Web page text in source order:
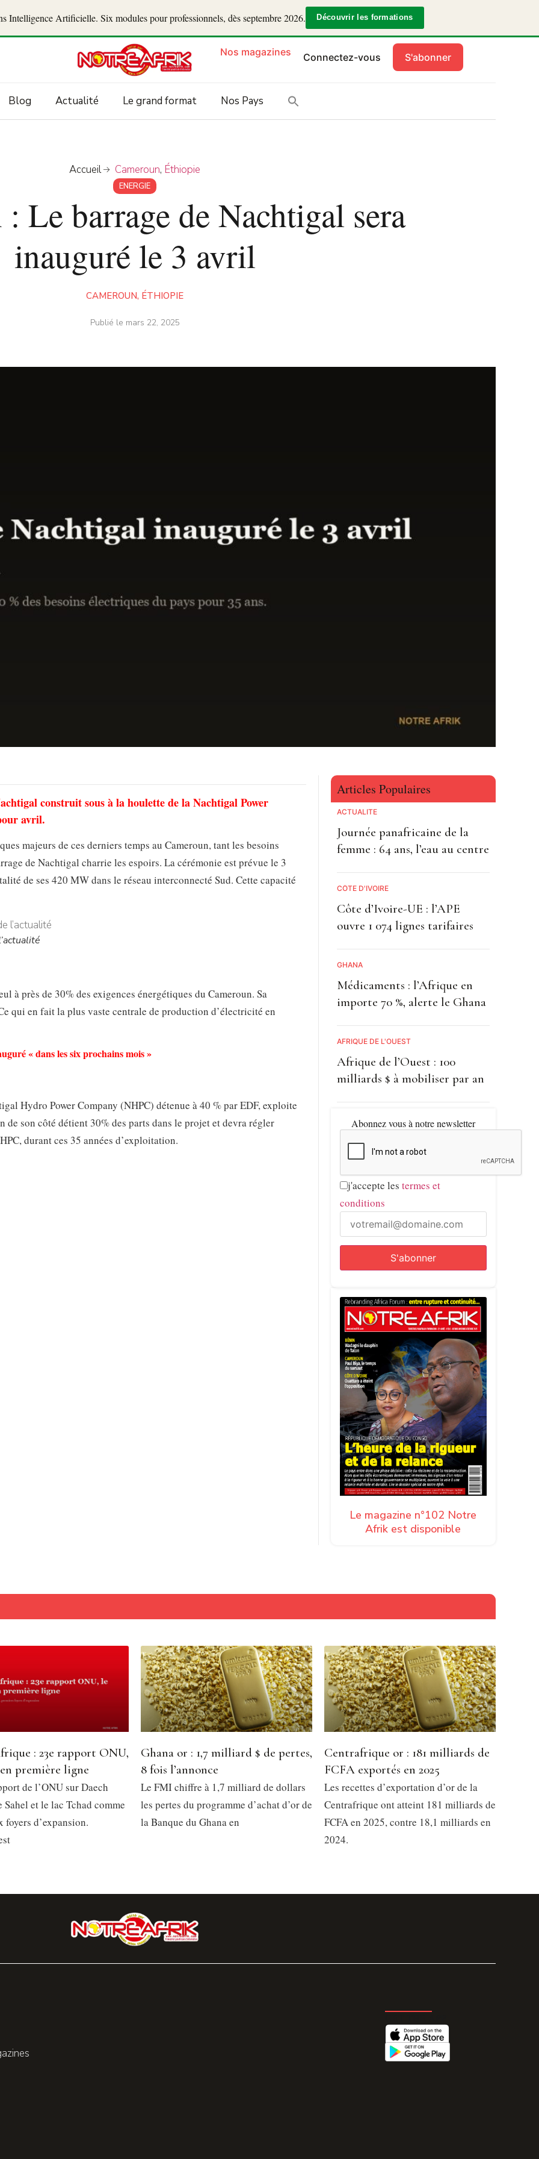
Intelligence Artificielle. Six modules pour professionnels, dès septembre 2026. Découvrir les formations
Nos magazines Connectez-vous S'abonner
Blog Actualité Le grand format Nos Pays
Accueil Cameroun, Éthiopie
ENERGIE
Le barrage de Nachtigal sera
inauguré le 3 avril
CAMEROUN, ÉTHIOPIE
Publié le mars 22, 2025
construit sous à la houlette de la Nachtigal Power
avril.
majeurs de ces derniers temps au Cameroun, tant les besoins
de Nachtigal charrie les espoirs. La cérémonie est prévue le 3
de ses 420 MW dans le réseau interconnecté Sud. Cette capacité
à près de 30% des exigences énergétiques du Cameroun. Sa
qui en fait la plus vaste centrale de production d’électricité en
« dans les six prochains mois »
Hydro Power Company (NHPC) détenue à 40 % par EDF, exploite
de son côté détient 30% des parts dans le projet et devra régler
durant ces 35 années d’exploitation.
Articles Populaires
ACTUALITE
Journée panafricaine de la
femme : 64 ans, l’eau au centre
CÔTE D'IVOIRE
Côte d’Ivoire-UE : l’APE
ouvre 1 074 lignes tarifaires
GHANA
Médicaments : l’Afrique en
importe 70 %, alerte le Ghana
AFRIQUE DE L'OUEST
Afrique de l’Ouest : 100
milliards $ à mobiliser par an
Abonnez vous à notre newsletter
j'accepte les termes et
conditions
Le magazine n°102 Notre
Afrik est disponible
: 23e rapport ONU,
première ligne
de l’ONU sur Daech
et le lac Tchad comme
d’expansion.
Ghana or : 1,7 milliard $ de pertes,
8 fois l’annonce
Le FMI chiffre à 1,7 milliard de dollars
les pertes du programme d’achat d’or de
la Banque du Ghana en
Centrafrique or : 181 milliards de
FCFA exportés en 2025
Les recettes d’exportation d’or de la
Centrafrique ont atteint 181 milliards de
FCFA en 2025, contre 18,1 milliards en
2024.